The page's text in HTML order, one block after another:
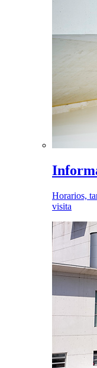
Horarios,
visita